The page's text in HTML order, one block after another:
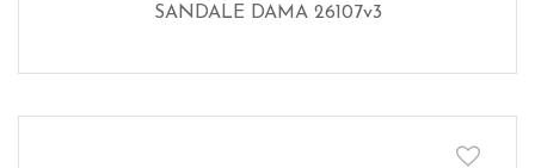
SANDALE DAMA 26107v3